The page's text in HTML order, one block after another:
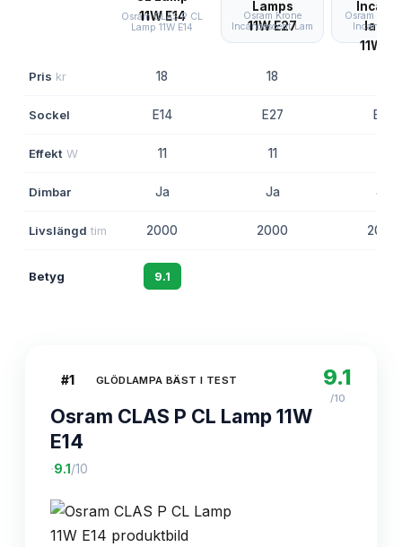
Osram CLAS P CL
Lamp 11W E14
Osram Krone
Incandescent Lam
Osram Clas
Pris kr 18 18
Sockel E14 E27 E14
Effekt W 11 11
Dimbar Ja Ja Ja
Livslängd tim 2000 2000 2000
Betyg 9.1
#1 GLÖDLAMPA BÄST I TEST
Osram CLAS P CL Lamp 11W
E14
·9.1 /10
9.1
/10